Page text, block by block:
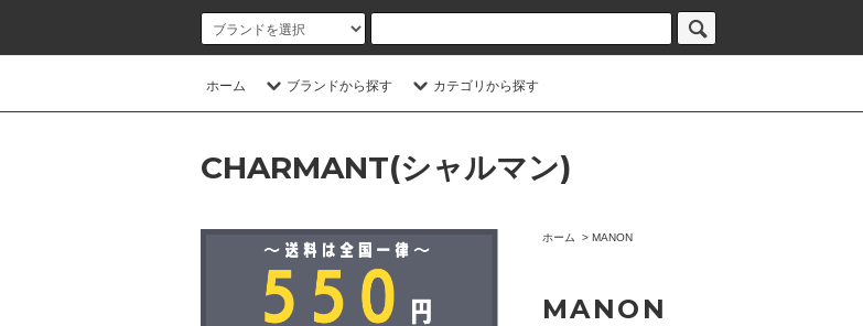
ホーム ブランドから探す カテゴリから探す
CHARMANT(シャルマン)
ホーム > MANON
MANON